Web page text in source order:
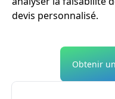
devis personnalisé.
Obtenir